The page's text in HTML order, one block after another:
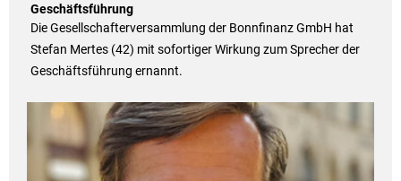
Geschäftsführung
Die Gesellschafterversammlung der Bonnfinanz GmbH hat
Stefan Mertes (42) mit sofortiger Wirkung zum Sprecher der
Geschäftsführung ernannt.